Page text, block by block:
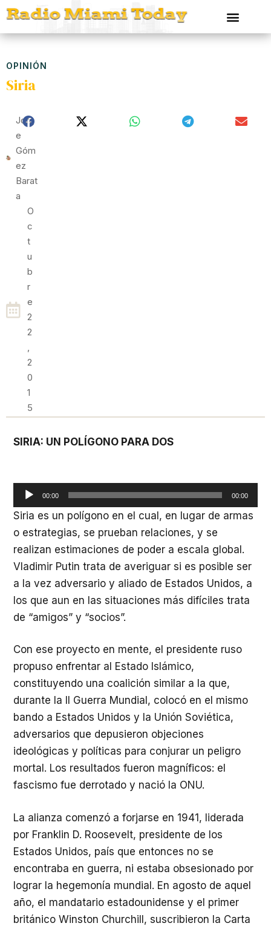
OPINIÓN
Siria
Jorg
E
Góm
Ez
Barat
A
O
C
T
U
B
R
E
2
2
,
2
0
1
5
SIRIA: UN POLÍGONO PARA DOS
Reproductor
de
00:00 00:00
Siria es un polígono en el cual, en lugar de armas
o estrategias, se prueban relaciones, y se
realizan estimaciones de poder a escala global.
Vladimir Putin trata de averiguar si es posible ser
a la vez adversario y aliado de Estados Unidos, a
los que aun en las situaciones más difíciles trata
de “amigos” y “socios”.
Con ese proyecto en mente, el presidente ruso
propuso enfrentar al Estado Islámico,
constituyendo una coalición similar a la que,
durante la II Guerra Mundial, colocó en el mismo
bando a Estados Unidos y la Unión Soviética,
adversarios que depusieron objeciones
ideológicas y políticas para conjurar un peligro
mortal. Los resultados fueron magníficos: el
fascismo fue derrotado y nació la ONU.
La alianza comenzó a forjarse en 1941, liderada
por Franklin D. Roosevelt, presidente de los
Estados Unidos, país que entonces no se
encontraba en guerra, ni estaba obsesionado por
lograr la hegemonía mundial. En agosto de aquel
año, el mandatario estadounidense y el primer
británico Winston Churchill, suscribieron la Carta